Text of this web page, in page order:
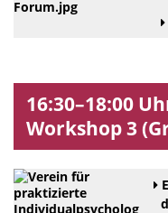
16:30–18:00
Workshop 3